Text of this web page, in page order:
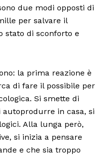
due modi opposti di
per salvare il
stato di sconforto e
la prima reazione è
di fare il possibile per
Si smette di
in casa, si
Alla lunga però,
si inizia a pensare
e che sia troppo